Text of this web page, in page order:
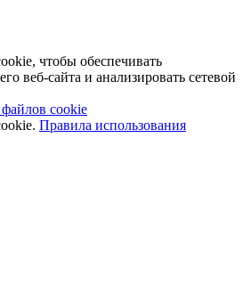
чтобы обеспечивать
веб-сайта и анализировать сетевой
cookie
Правила использования